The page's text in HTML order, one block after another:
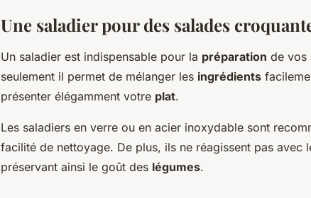
Une saladier pour des salades
Un saladier est indispensable pour la préparation de vos
seulement il permet de mélanger les ingrédients
présenter élégamment votre plat.
Les saladiers en verre ou en acier inoxydable sont
facilité de nettoyage. De plus, ils ne réagissent pas avec
préservant ainsi le goût des légumes.